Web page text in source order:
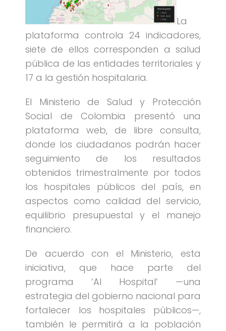
La
plataforma controla 24 indicadores,
siete de ellos corresponden a salud
pública de las entidades territoriales y
17 a la gestión hospitalaria.
El Ministerio de Salud y Protección
Social de Colombia presentó una
plataforma web, de libre consulta,
donde los ciudadanos podrán hacer
seguimiento de los resultados
obtenidos trimestralmente por todos
los hospitales públicos del país, en
aspectos como calidad del servicio,
equilibrio presupuestal y el manejo
financiero.
De acuerdo con el Ministerio, esta
iniciativa, que hace parte del
programa ‘AI Hospital’ —una
estrategia del gobierno nacional para
fortalecer los hospitales públicos—,
también le permitirá a la población